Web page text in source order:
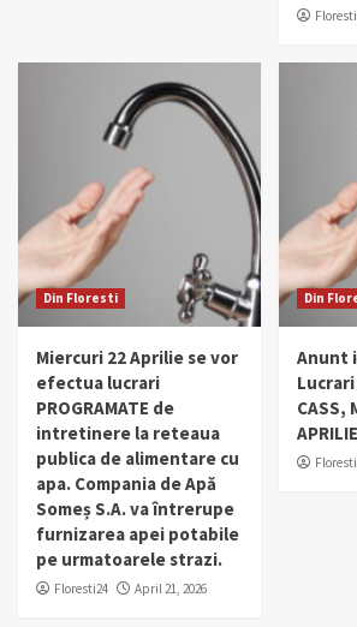
Din Floresti
Miercuri 22 Aprilie se vor
efectua lucrari
PROGRAMATE de
intretinere la reteaua
publica de alimentare cu
apa. Compania de Apă
Someș S.A. va întrerupe
furnizarea apei potabile
pe urmatoarele strazi.
Floresti24 April 21, 2026
Din
Anunt
Lucrari
CASS,